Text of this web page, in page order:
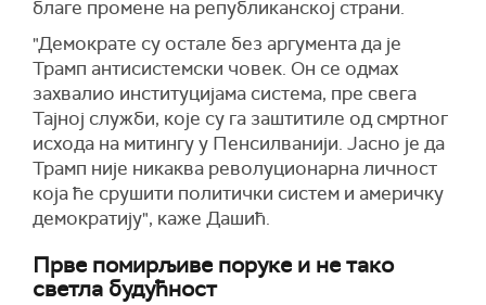
благе промене на републиканској страни.
"Демократе су остале без аргумента да је
Трамп антисистемски човек. Он се одмах
захвалио институцијама система, пре свега
Тајној служби, које су га заштитиле од смртног
исхода на митингу у Пенсилванији. Јасно је да
Трамп није никаква револуционарна личност
која ће срушити политички систем и америчку
демократију", каже Дашић.
Прве помирљиве поруке и не тако
светла будућност